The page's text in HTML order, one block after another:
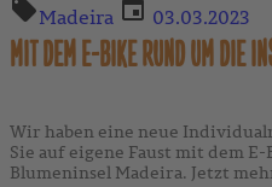
Madeira 03.03.2023
MIT DEM E-BIKE RUND UM DIE
Wir haben eine neue
Sie auf eigene Faust mit dem
Blumeninsel Madeira. Jetzt